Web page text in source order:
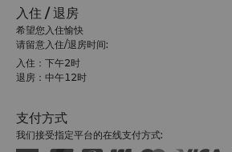
入住 / 退房
希望您入住愉快
请留意入住/退房时间:
入住：下午2时
退房：中午12时
支付方式
我们接受指定平台的在线支付方式: